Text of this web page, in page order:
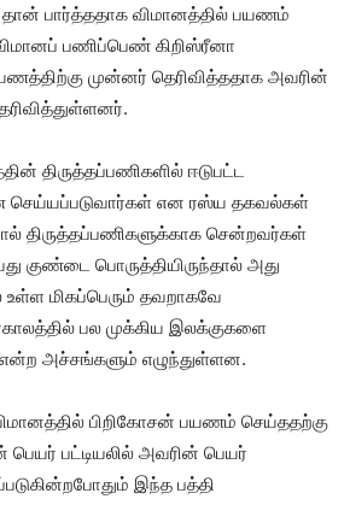
பார்த்ததாக விமானத்தில் பயணம்
பணிப்பெண் கிறிஸ்ரீனா
முன்னர் தெரிவித்ததாக அவரின்
திருத்தப்பணிகளில் ஈடுபட்ட
என ரஸ்ய தகவல்கள்
திருத்தப்பணிகளுக்காக சென்றவர்கள்
குண்டை பொருத்தியிருந்தால் அது
உள்ள மிகப்பெரும் தவறாகவே
பல முக்கிய இலக்குகளை
அச்சங்களும் எழுந்துள்ளன.
பிறிகோசன் பயணம் செய்ததற்கு
பட்டியலில் அவரின் பெயர்
இந்த பத்தி